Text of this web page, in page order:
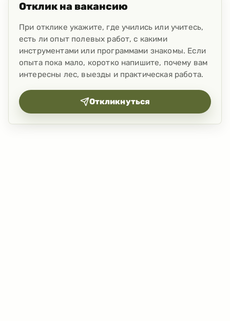
Отклик на вакансию
При отклике укажите, где учились или учитесь,
есть ли опыт полевых работ, с какими
инструментами или программами знакомы. Если
опыта пока мало, коротко напишите, почему вам
интересны лес, выезды и практическая работа.
Откликнуться